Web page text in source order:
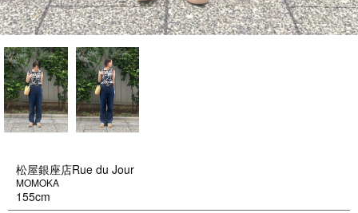
松屋銀座店Rue du Jour
MOMOKA
155cm